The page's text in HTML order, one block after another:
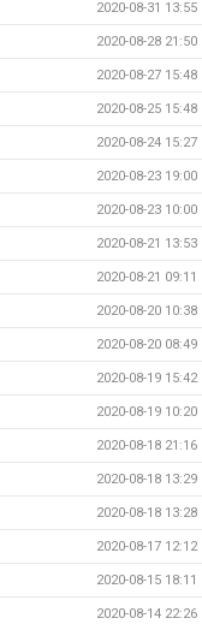
2020-08-31 13:55
2020-08-28 21:50
2020-08-27 15:48
2020-08-25 15:48
2020-08-24 15:27
2020-08-23 19:00
2020-08-23 10:00
2020-08-21 13:53
2020-08-21 09:11
2020-08-20 10:38
2020-08-20 08:49
2020-08-19 15:42
2020-08-19 10:20
2020-08-18 21:16
2020-08-18 13:29
2020-08-18 13:28
2020-08-17 12:12
2020-08-15 18:11
2020-08-14 22:26